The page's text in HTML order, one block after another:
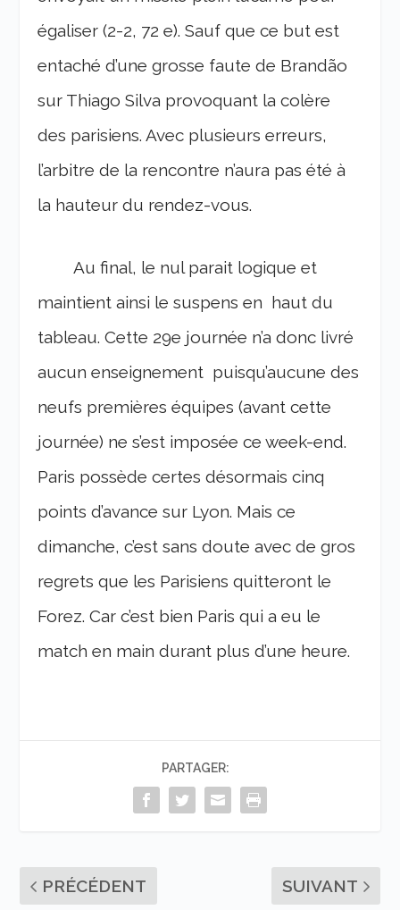
égaliser (2-2, 72 e). Sauf que ce but est
entaché d’une grosse faute de Brandão
sur Thiago Silva provoquant la colère
des parisiens. Avec plusieurs erreurs,
l’arbitre de la rencontre n’aura pas été à
la hauteur du rendez-vous.
Au final, le nul parait logique et
maintient ainsi le suspens en haut du
tableau.Cette 29e journée n’a donc livré
aucun enseignement puisqu’aucune des
neufs premières équipes (avant cette
journée) ne s’est imposée ce week-end.
Paris possède certes désormais cinq
points d’avance sur Lyon. Mais ce
dimanche, c’est sans doute avec de gros
regrets que les Parisiens quitteront le
Forez. Car c’est bien Paris qui a eu le
match en main durant plus d’une heure.
PARTAGER:
PRÉCÉDENT SUIVANT